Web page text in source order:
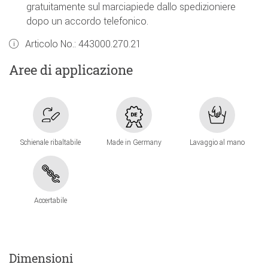
gratuitamente sul marciapiede dallo spedizioniere
dopo un accordo telefonico.
Articolo No.: 443000.270.21
Aree di applicazione
Schienale ribaltabile Made in Germany Lavaggio al mano
Accertabile
Dimensioni